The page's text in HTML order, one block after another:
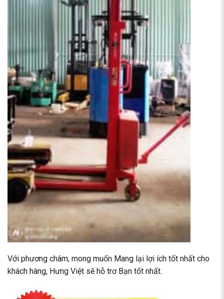
Với phương châm, mong muốn Mang lại lợi ích tốt nhất cho
khách hàng, Hưng Việt sẽ hỗ trơ Bạn tốt nhất.